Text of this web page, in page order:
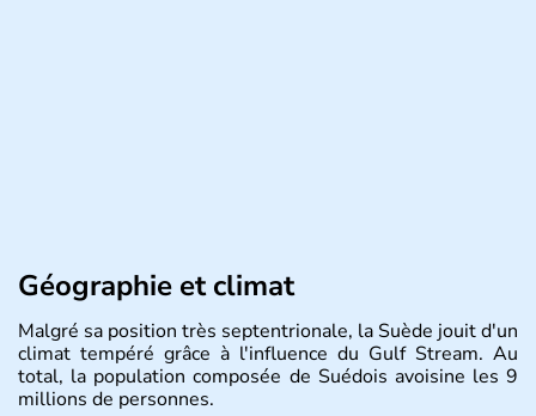
Géographie et climat
Malgré sa position très septentrionale, la Suède jouit d'un
climat tempéré grâce à l'influence du Gulf Stream. Au
total, la population composée de Suédois avoisine les 9
millions de personnes.